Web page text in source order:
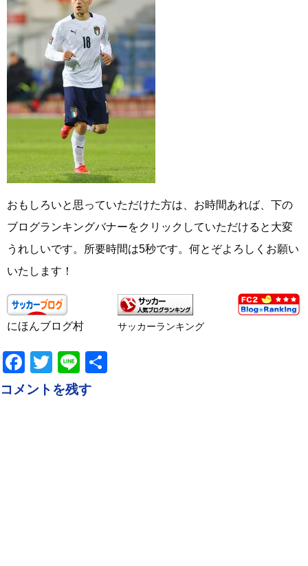
おもしろいと思っていただけた方は、お時間あれば、下の
ブログランキングバナーをクリックしていただけると大変
うれしいです。所要時間は5秒です。何とぞよろしくお願い
いたします！
にほんブログ村 サッカーランキング
Facebook
Twitter
Line
コメントを残す